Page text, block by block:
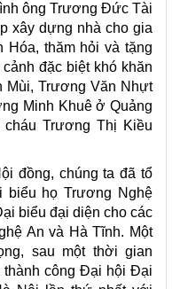
ông Trương Đức Tài
xây dựng nhà cho gia
thăm hỏi và tặng
đặc biệt khó khăn
Mùi, Trương Văn Nhựt
Minh Khuê ở Quảng
Trương Thị Kiều
đồng, chúng ta đã tổ
họ Trương Nghệ
biểu đại diện cho các
An và Hà Tĩnh. Một
sau một thời gian
thành công Đại hội Đại